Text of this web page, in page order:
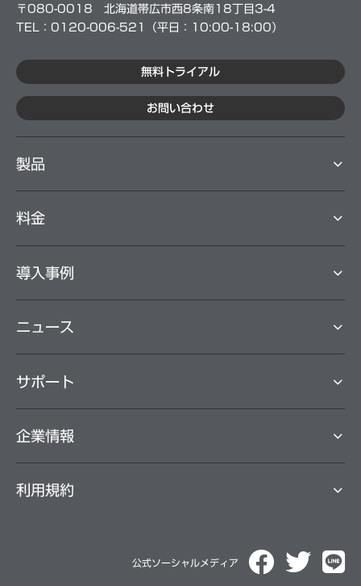
〒080-0018 北海道帯広市西8条南18丁目3-4
TEL：0120-006-521（平⽇：10:00-18:00）
無料トライアル
お問い合わせ
製品
料⾦
導⼊事例
ニュース
サポート
企業情報
利用規約
公式ソーシャルメディア